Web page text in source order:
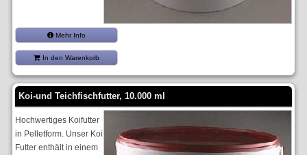
Mehr Info
In den Warenkorb
Koi-und Teichfischfutter, 10.000 ml
Hochwertiges Koifutter
in Pelletform. Unser Koi
Futter enthält in einem